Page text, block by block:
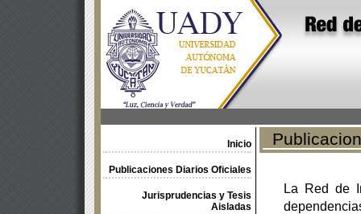
Inicio
Publicaciones Diarios Oficiales
Jurisprudencias y Tesis
Aisladas
La Red de